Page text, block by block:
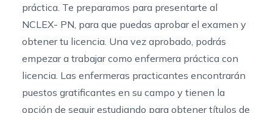
práctica. Te preparamos para presentarte al
NCLEX- PN, para que puedas aprobar el examen y
obtener tu licencia. Una vez aprobado, podrás
empezar a trabajar como enfermera práctica con
licencia. Las enfermeras practicantes encontrarán
puestos gratificantes en su campo y tienen la
opción de seguir estudiando para obtener títulos de